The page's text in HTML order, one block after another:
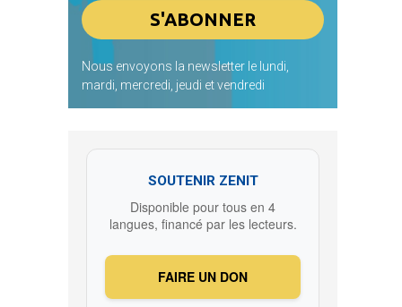
Nous envoyons la newsletter le lundi,
mardi, mercredi, jeudi et vendredi
SOUTENIR ZENIT
Disponible pour tous en 4
langues, financé par les lecteurs.
FAIRE UN DON